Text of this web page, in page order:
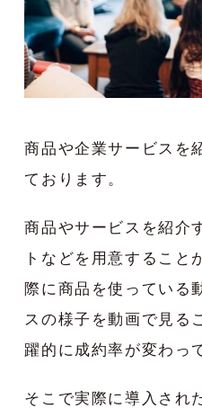
商品や企業サービスを
ております。
商品やサービスを紹介
トなどを用意すること
際に商品を使っている
スの様子を動画で見る
躍的に成約率が変わっ
そこで実際に導入され